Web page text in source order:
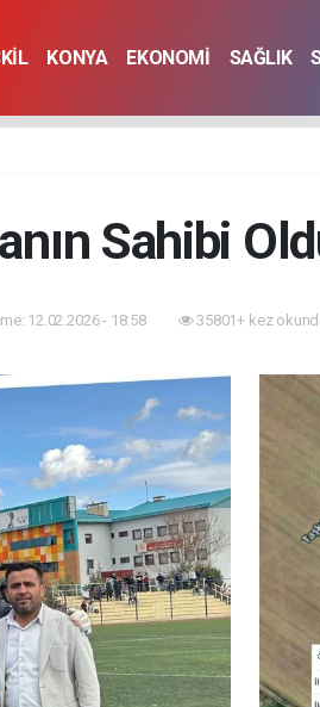
KONYA EKONOMİ SAĞLIK
Sahibi
12.02.2026 - 18:58 35801+ kez